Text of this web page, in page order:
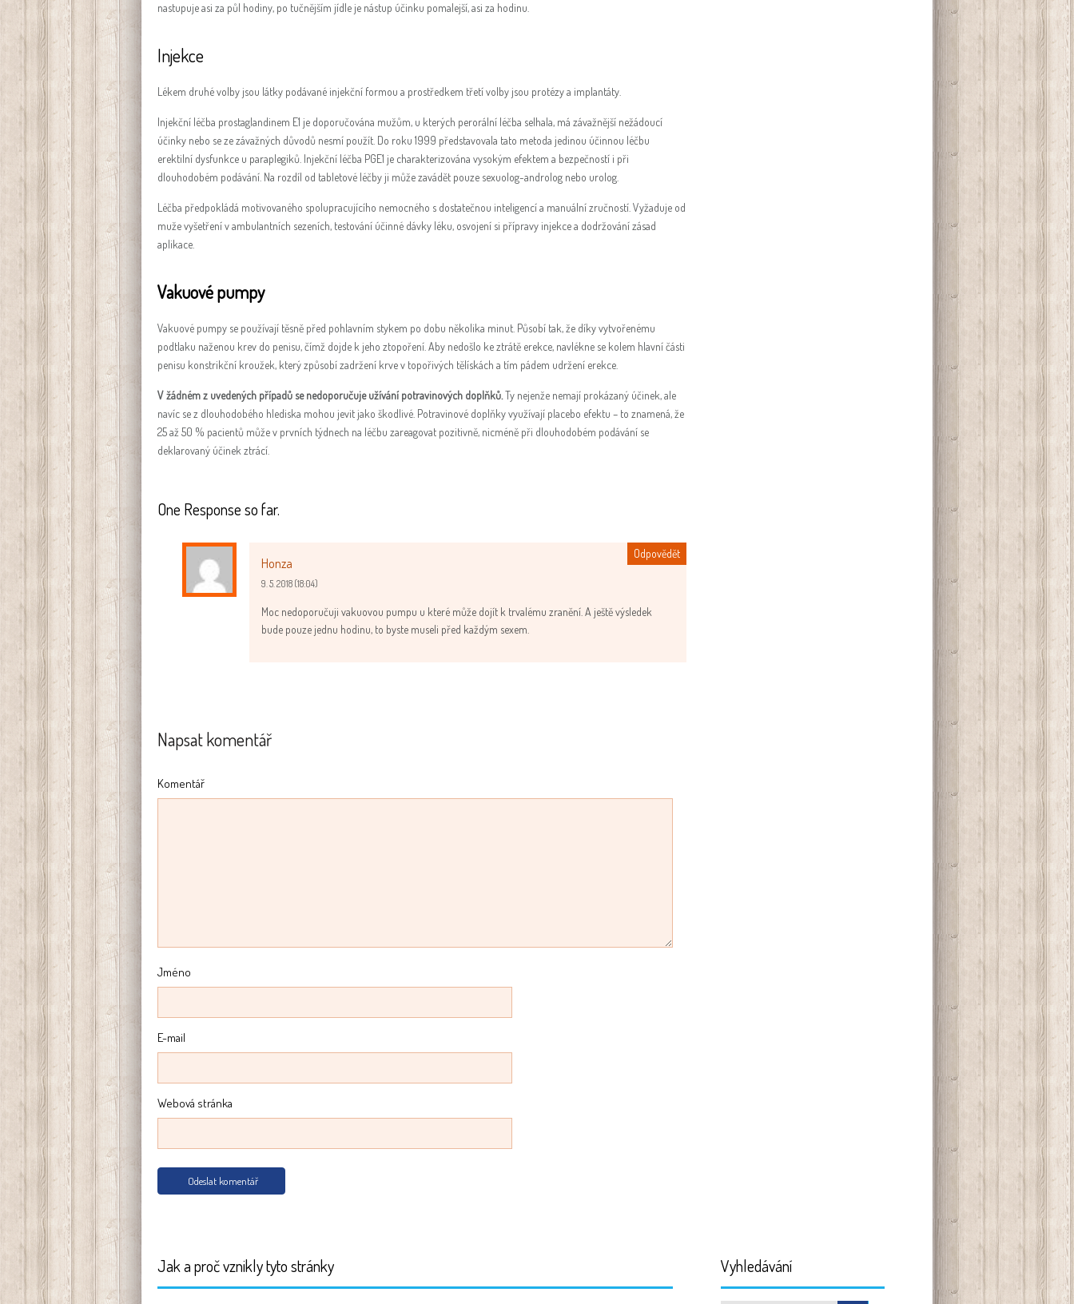
nastupuje asi za půl hodiny, po tučnějším jídle je nástup účinku pomalejší, asi za hodinu.
Injekce
Lékem druhé volby jsou látky podávané injekční formou a prostředkem třetí volby jsou protézy a implantáty.
Injekční léčba prostaglandinem E1 je doporučována mužům, u kterých perorální léčba selhala, má závažnější nežádoucí
účinky nebo se ze závažných důvodů nesmí použít. Do roku 1999 představovala tato metoda jedinou účinnou léčbu
erektilní dysfunkce u paraplegiků. Injekční léčba PGE1 je charakterizována vysokým efektem a bezpečností i při
dlouhodobém podávání. Na rozdíl od tabletové léčby ji může zavádět pouze sexuolog-androlog nebo urolog.
Léčba předpokládá motivovaného spolupracujícího nemocného s dostatečnou inteligencí a manuální zručností. Vyžaduje od
muže vyšetření v ambulantních sezeních, testování účinné dávky léku, osvojení si přípravy injekce a dodržování zásad
aplikace.
Vakuové pumpy
Vakuové pumpy se používají těsně před pohlavním stykem po dobu několika minut. Působí tak, že díky vytvořenému
podtlaku naženou krev do penisu, čímž dojde k jeho ztopoření. Aby nedošlo ke ztrátě erekce, navlékne se kolem hlavní části
penisu konstrikční kroužek, který způsobí zadržení krve v topořivých tělískách a tím pádem udržení erekce.
V žádném z uvedených případů se nedoporučuje užívání potravinových doplňků.Ty nejenže nemají prokázaný účinek, ale
navíc se z dlouhodobého hlediska mohou jevit jako škodlivé. Potravinové doplňky využívají placebo efektu – to znamená, že
25 až 50 % pacientů může v prvních týdnech na léčbu zareagovat pozitivně, nicméně při dlouhodobém podávání se
deklarovaný účinek ztrácí.
One Response so far.
Honza
9. 5. 2018 (18:04)
Moc nedoporučuji vakuovou pumpu u které může dojít k trvalému zranění. A ještě výsledek
bude pouze jednu hodinu, to byste museli před každým sexem.
Odpovědět
Napsat komentář
Komentář
Jméno
E-mail
Webová stránka
Jak a proč vznikly tyto stránky Vyhledávání